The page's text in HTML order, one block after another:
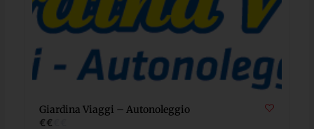
Giardina Viaggi – Autonoleggio
€€